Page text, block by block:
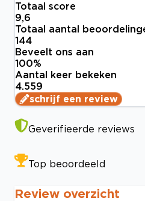
Totaal score
9,6
Totaal aantal
144
Beveelt ons aan
100%
Aantal keer bekeken
4.559
schrijf een review
Geverifieerde reviews
Top beoordeeld
Review overzicht